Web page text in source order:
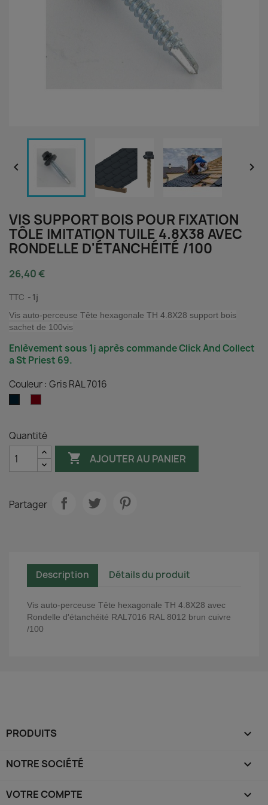
 
VIS SUPPORT BOIS POUR FIXATION
TÔLE IMITATION TUILE 4.8X38 AVEC
RONDELLE D'ÉTANCHÉITÉ /100
26,40 €
TTC 1j
Vis auto-perceuse Tête hexagonale TH 4.8X28 support bois
sachet de 100vis
Enlèvement sous 1j après commande Click And Collect
a St Priest 69.
Couleur : Gris RAL 7016
8004
Quantité
 AJOUTER AU PANIER
Partager
Description Détails du produit
Vis auto-perceuse Tête hexagonale TH 4.8X28 avec
Rondelle d'étanchéité RAL7016 RAL 8012 brun cuivre
/100
PRODUITS 
NOTRE SOCIÉTÉ 
VOTRE COMPTE 